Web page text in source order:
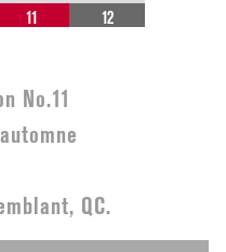
11 12
No.11
QC.